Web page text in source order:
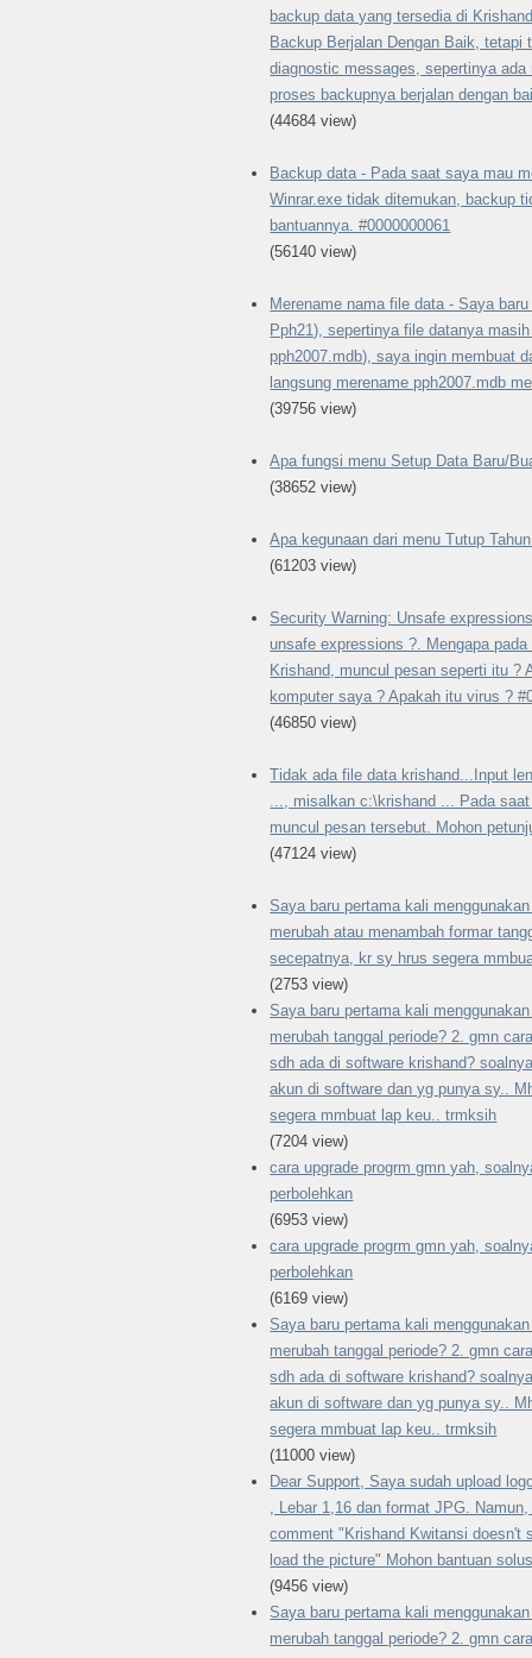
backup data yang tersedia di
Backup Berjalan Dengan Baik, tetapi
diagnostic messages, sepertinya
proses backupnya berjalan dengan
(44684 view)
Backup data - Pada saat saya mau
Winrar.exe tidak ditemukan, backup
bantuannya. #0000000061
(56140 view)
Merename nama file data - Saya
Pph21), sepertinya file datanya
pph2007.mdb), saya ingin membuat
langsung merename pph2007.mdb
(39756 view)
Apa fungsi menu Setup Data Baru/
(38652 view)
Apa kegunaan dari menu Tutup
(61203 view)
Security Warning: Unsafe
unsafe expressions ?. Mengapa
Krishand, muncul pesan seperti itu ?
komputer saya ? Apakah itu virus ?
(46850 view)
Tidak ada file data krishand...Input
..., misalkan c:\krishand ... Pada
muncul pesan tersebut. Mohon
(47124 view)
Saya baru pertama kali
merubah atau menambah formar
secepatnya, kr sy hrus segera
(2753 view)
Saya baru pertama kali
merubah tanggal periode? 2. gmn
sdh ada di software krishand?
akun di software dan yg punya sy..
segera mmbuat lap keu.. trmksih
(7204 view)
cara upgrade progrm gmn yah,
perbolehkan
(6953 view)
cara upgrade progrm gmn yah,
perbolehkan
(6169 view)
Saya baru pertama kali
merubah tanggal periode? 2. gmn
sdh ada di software krishand?
akun di software dan yg punya sy..
segera mmbuat lap keu.. trmksih
(11000 view)
Dear Support, Saya sudah upload
, Lebar 1,16 dan format JPG.
comment "Krishand Kwitansi doesn't
load the picture" Mohon bantuan
(9456 view)
Saya baru pertama kali
merubah tanggal periode? 2. gmn